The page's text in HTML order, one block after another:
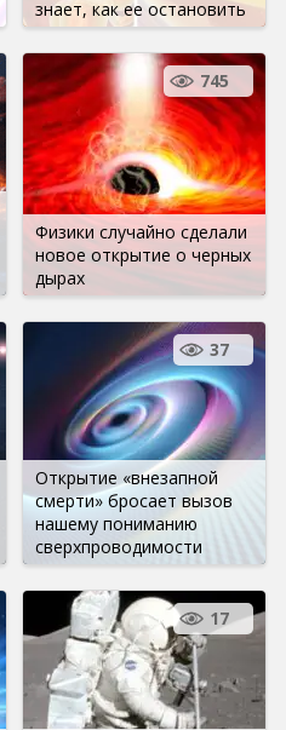
знает, как ее остановить
Физики случайно сделали
новое открытие о черных
дырах
745
Открытие «внезапной
смерти» бросает вызов
нашему пониманию
сверхпроводимости
37
17